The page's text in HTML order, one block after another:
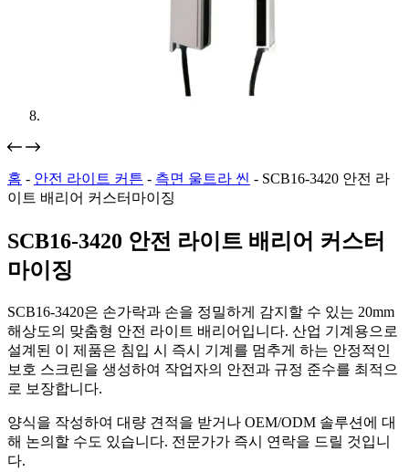
홈 - 안전 라이트 커튼 - 측면 울트라 씬 - SCB16-3420 안전 라
이트 배리어 커스터마이징
SCB16-3420 안전 라이트 배리어 커스터
마이징
SCB16-3420은 손가락과 손을 정밀하게 감지할 수 있는 20mm
해상도의 맞춤형 안전 라이트 배리어입니다. 산업 기계용으로
설계된 이 제품은 침입 시 즉시 기계를 멈추게 하는 안정적인
보호 스크린을 생성하여 작업자의 안전과 규정 준수를 최적으
로 보장합니다.
양식을 작성하여 대량 견적을 받거나 OEM/ODM 솔루션에 대
해 논의할 수도 있습니다. 전문가가 즉시 연락을 드릴 것입니
다.